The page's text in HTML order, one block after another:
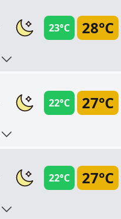
28°C
23°C
27°C
22°C
27°C
22°C